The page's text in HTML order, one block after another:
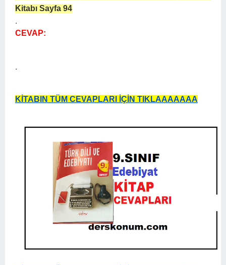
Kitabı Sayfa 94
.
CEVAP:
.
KİTABIN TÜM CEVAPLARI İÇİN TIKLAAAAAAA